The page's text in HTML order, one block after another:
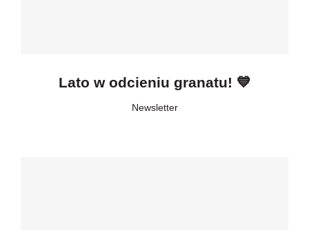
Lato w odcieniu granatu! 💙
Newsletter